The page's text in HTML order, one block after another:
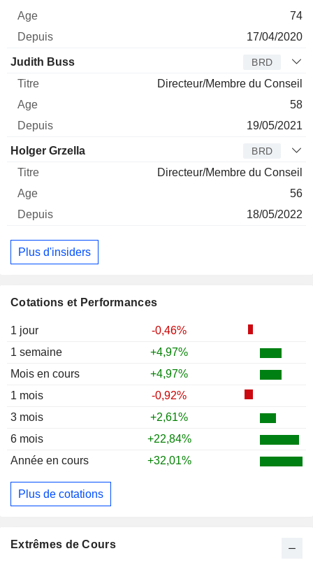
Cotations et Performances
1 jour
-0,46%
1 semaine
+4,97%
Mois en cours
+4,97%
1 mois
-0,92%
3 mois
+2,61%
6 mois
+22,84%
Année en cours
+32,01%
Plus de cotations
Extrêmes de Cours
74
17/04/2020
Judith Buss BRD
Directeur/Membre du Conseil
58
19/05/2021
Holger Grzella BRD
Directeur/Membre du Conseil
56
18/05/2022
Plus d'insiders